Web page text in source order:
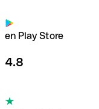
en Play Store
4.8